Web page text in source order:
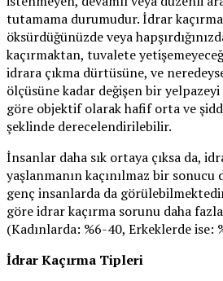
tutamama durumudur. İdrar
öksürdüğünüzde veya
kaçırmaktan, tuvalete
idrara çıkma dürtüsüne, ve
ölçüsüne kadar değişen bir
göre objektif olarak hafif orta ve
şeklinde derecelendirilebilir.
İnsanlar daha sık ortaya çıksa da,
yaşlanmanın kaçınılmaz bir sonucu
genç insanlarda da
göre idrar kaçırma sorunu daha
(Kadınlarda: %6-40, Erkeklerde ise:
İdrar Kaçırma Tipleri